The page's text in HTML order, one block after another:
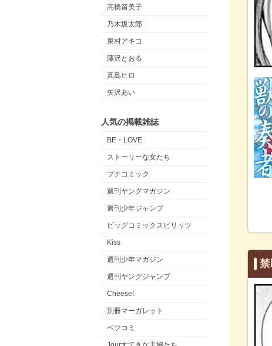
高橋留美子
乃木坂太郎
東村アキコ
藤沢とおる
真島ヒロ
矢沢あい
人気の掲載雑誌
BE・LOVE
ストーリーな女たち
プチコミック
週刊ヤングマガジン
週刊少年ジャンプ
ビッグコミックスピリッツ
Kiss
週刊少年マガジン
週刊ヤングジャンプ
Cheese!
別冊マーガレット
ベツコミ